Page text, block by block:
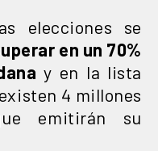
elecciones se
en un 70%
y en la lista
4 millones
emitirán su